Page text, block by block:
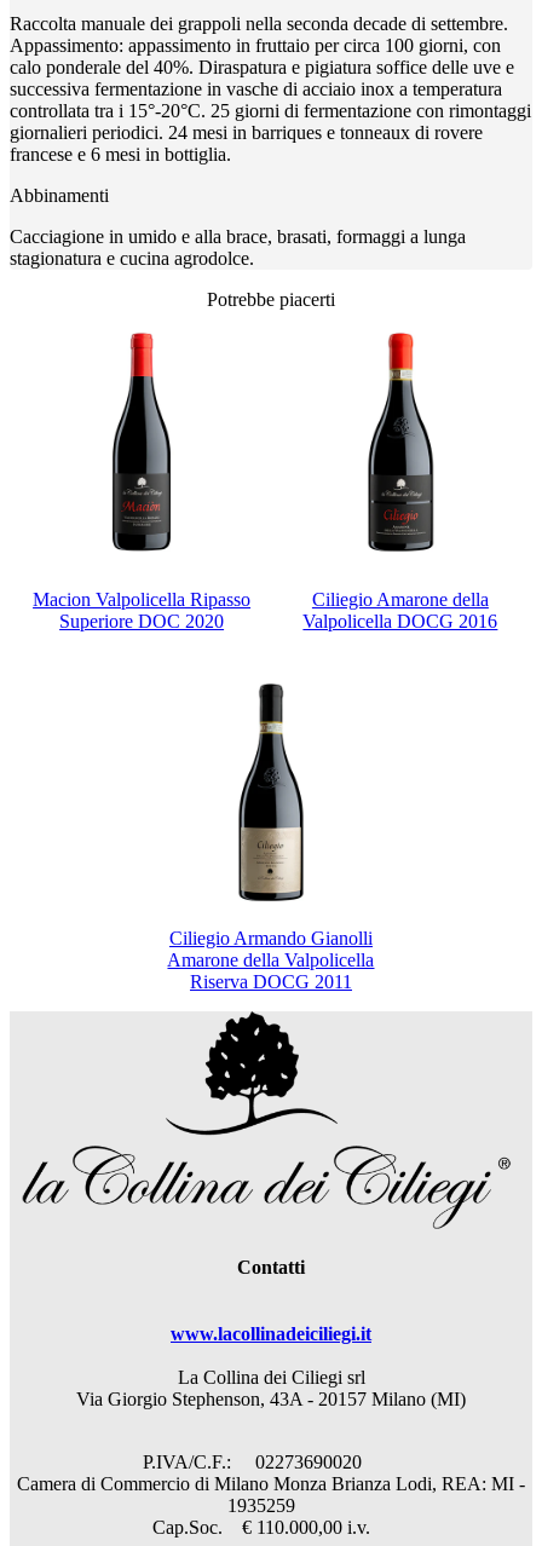
Raccolta manuale dei grappoli nella seconda decade di settembre.
Appassimento: appassimento in fruttaio per circa 100 giorni, con
calo ponderale del 40%. Diraspatura e pigiatura soffice delle uve e
successiva fermentazione in vasche di acciaio inox a temperatura
controllata tra i 15°-20°C. 25 giorni di fermentazione con rimontaggi
giornalieri periodici. 24 mesi in barriques e tonneaux di rovere
francese e 6 mesi in bottiglia.
Abbinamenti
Cacciagione in umido e alla brace, brasati, formaggi a lunga
stagionatura e cucina agrodolce.
Potrebbe piacerti
Macion Valpolicella Ripasso
Superiore DOC 2020
Ciliegio Amarone della
Valpolicella DOCG 2016
Ciliegio Armando Gianolli
Amarone della Valpolicella
Riserva DOCG 2011
Contatti
www.lacollinadeiciliegi.it
La Collina dei Ciliegi srl
Via Giorgio Stephenson, 43A - 20157 Milano (MI)
P.IVA/C.F.: 02273690020
Camera di Commercio di Milano Monza Brianza Lodi, REA: MI -
1935259
Cap.Soc. € 110.000,00 i.v.